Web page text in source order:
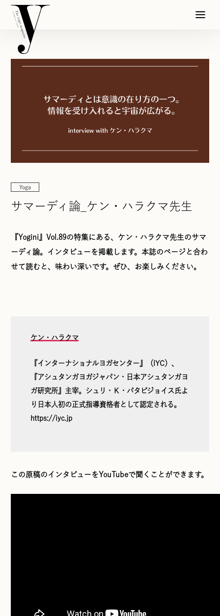
Yoga
サマーディ論_ケン・ハラクマ先生
『Yogini』Vol.89の特集にある、ケン・ハラクマ先生のサマ
ーディ論。インタビューを掲載します。本誌のページと合わ
せて読むと、味わい深いです。ぜひ、お楽しみください。
ケン・ハラクマ
『インターナショナルヨガセンター』（IYC）、
『アシュタンガヨガジャパン・日本アシュタンガヨ
ガ研究所』主宰。シュリ・Ｋ・パタビジョイス氏よ
り日本人初の正式指導資格者として認定される。
https://iyc.jp
この原稿のインタビューをYouTubeで聞くことができます。